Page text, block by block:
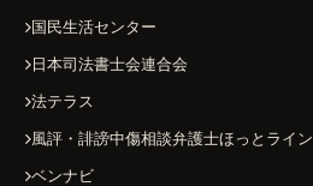
国民生活センター
日本司法書士会連合会
法テラス
風評・誹謗中傷相談弁護士ほっとライン
ベンナビ